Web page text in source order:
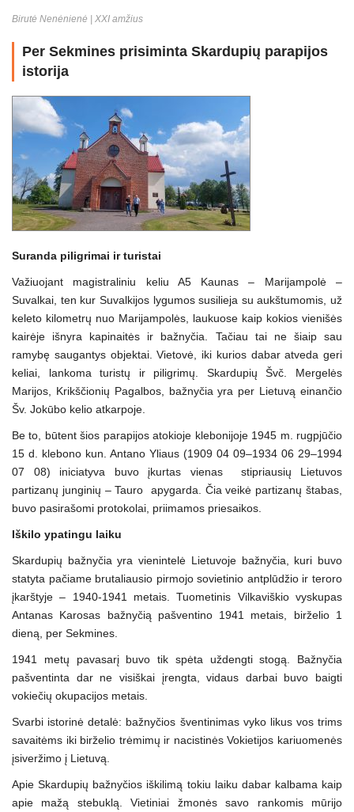
Birutė Nenėnienė | XXI amžius
Per Sekmines prisiminta Skardupių parapijos
istorija
Suranda piligrimai ir turistai
Važiuojant magistraliniu keliu A5 Kaunas – Marijampolė –
Suvalkai, ten kur Suvalkijos lygumos susilieja su aukštumomis, už
keleto kilometrų nuo Marijampolės, laukuose kaip kokios vienišės
kairėje išnyra kapinaitės ir bažnyčia. Tačiau tai ne šiaip sau
ramybę saugantys objektai. Vietovė, iki kurios dabar atveda geri
keliai, lankoma turistų ir piligrimų. Skardupių Švč. Mergelės
Marijos, Krikščionių Pagalbos, bažnyčia yra per Lietuvą einančio
Šv. Jokūbo kelio atkarpoje.
Be to, būtent šios parapijos atokioje klebonijoje 1945 m. rugpjūčio
15 d. klebono kun. Antano Yliaus (1909 04 09–1934 06 29–1994
07 08) iniciatyva buvo įkurtas vienas stipriausių Lietuvos
partizanų junginių – Tauro apygarda. Čia veikė partizanų štabas,
buvo pasirašomi protokolai, priimamos priesaikos.
Iškilo ypatingu laiku
Skardupių bažnyčia yra vienintelė Lietuvoje bažnyčia, kuri buvo
statyta pačiame brutaliausio pirmojo sovietinio antplūdžio ir teroro
įkarštyje – 1940-1941 metais. Tuometinis Vilkaviškio vyskupas
Antanas Karosas bažnyčią pašventino 1941 metais, birželio 1
dieną, per Sekmines.
1941 metų pavasarį buvo tik spėta uždengti stogą. Bažnyčia
pašventinta dar ne visiškai įrengta, vidaus darbai buvo baigti
vokiečių okupacijos metais.
Svarbi istorinė detalė: bažnyčios šventinimas vyko likus vos trims
savaitėms iki birželio trėmimų ir nacistinės Vokietijos kariuomenės
įsiveržimo į Lietuvą.
Apie Skardupių bažnyčios iškilimą tokiu laiku dabar kalbama kaip
apie mažą stebuklą. Vietiniai žmonės savo rankomis mūrijo